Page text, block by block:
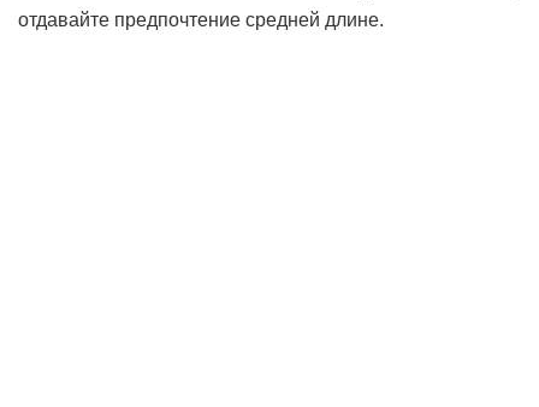
отдавайте предпочтение средней длине.